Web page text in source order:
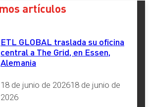
artículos
ETL GLOBAL traslada su oficina
central a The Grid, en Essen,
Alemania
18 de junio de 202618 de junio de
2026